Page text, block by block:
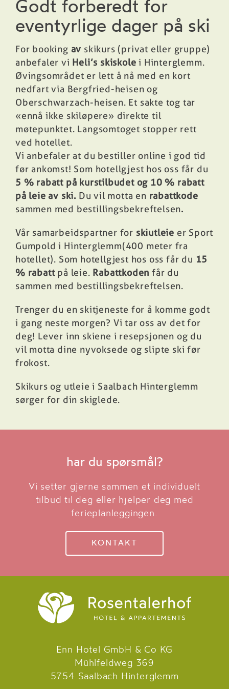
Godt forberedt for
eventyrlige dager på ski
For booking av skikurs (privat eller gruppe)
anbefaler vi Heli’s skiskolei Hinterglemm.
Øvingsområdet er lett å nå med en kort
nedfart via Bergfried-heisen og
Oberschwarzach-heisen. Et sakte tog tar
«ennå ikke skiløpere» direkte til
møtepunktet. Langsomtoget stopper rett
ved hotellet.
Vi anbefaler at du bestiller online i god tid
før ankomst! Som hotellgjest hos oss får du
5 % rabatt på kurstilbudet og 10 % rabatt
på leie av ski. Du vil motta en rabattkode
sammen med bestillingsbekreftelsen.
Vår samarbeidspartner for skiutleie er Sport
Gumpold i Hinterglemm(400 meter fra
hotellet). Som hotellgjest hos oss får du 15
% rabattpå leie. Rabattkodenfår du
sammen med bestillingsbekreftelsen.
Trenger du en skitjeneste for å komme godt
i gang neste morgen? Vi tar oss av det for
deg! Lever inn skiene i resepsjonen og du
vil motta dine nyvoksede og slipte ski før
frokost.
Skikurs og utleie i Saalbach Hinterglemm
sørger for din skiglede.
har du spørsmål?
Vi setter gjerne sammen et individuelt
tilbud til deg eller hjelper deg med
ferieplanleggingen.
KONTAKT
Enn Hotel GmbH & Co KG
Mühlfeldweg 369
5754 Saalbach Hinterglemm